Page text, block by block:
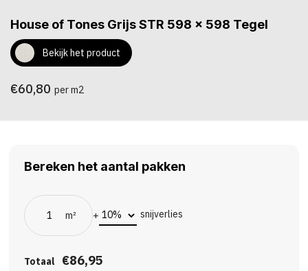
House of Tones Grijs STR 598 x 598 Tegel
Bekijk het product
€60,80 per m2
Bereken het aantal pakken
m² + snijverlies
Totaal €86,95